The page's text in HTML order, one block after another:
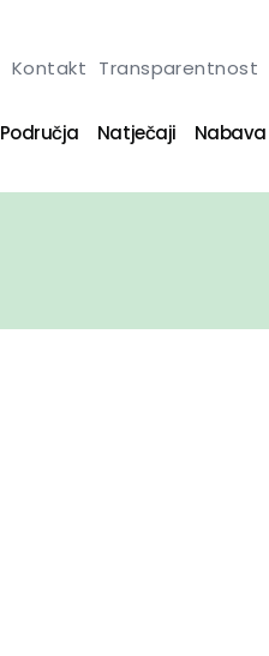
Kontakt Transparentnost
Područja Natječaji Nabava